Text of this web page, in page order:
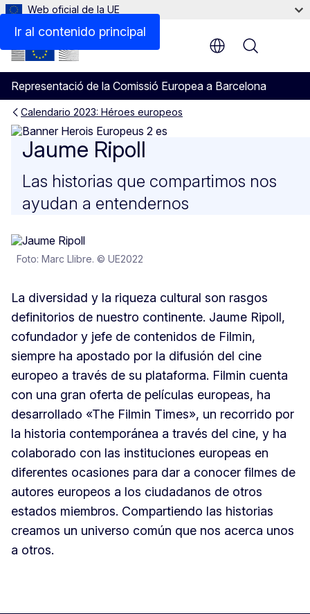
Ir al contenido principal
Web oficial de la UE
Representació de la Comissió Europea a Barcelona
Menu
Calendario 2023: Héroes europeos
Jaume Ripoll
Jaume Ripoll
Las historias que compartimos nos
ayudan a entendernos
La diversidad y la riqueza cultural son rasgos
definitorios de nuestro continente. Jaume Ripoll,
cofundador y jefe de contenidos de Filmin,
siempre ha apostado por la difusión del cine
europeo a través de su plataforma. Filmin cuenta
con una gran oferta de películas europeas, ha
desarrollado «The Filmin Times», un recorrido por
la historia contemporánea a través del cine, y ha
colaborado con las instituciones europeas en
diferentes ocasiones para dar a conocer filmes de
autores europeos a los ciudadanos de otros
estados miembros. Compartiendo las historias
creamos un universo común que nos acerca unos
a otros.
Foto: Marc Llibre. © UE2022